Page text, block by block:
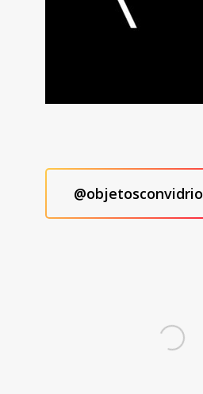
@objetosconvidrio